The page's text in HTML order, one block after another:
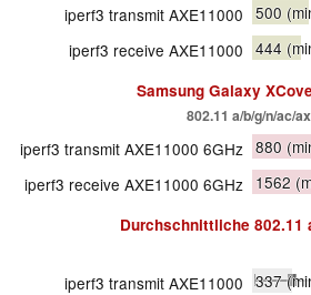
iperf3 transmit AXE11000 500
iperf3 receive AXE11000 444
Samsung Galaxy
802.11 a/b/g/n/ac/ax
iperf3 transmit AXE11000 6GHz 880
iperf3 receive AXE11000 6GHz
1562
Durchschnittliche 802.11
iperf3 transmit AXE11000 337